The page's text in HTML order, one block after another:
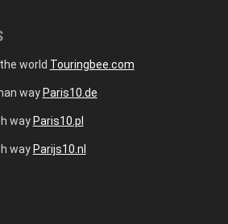
world Touringbee.com
way Paris10.de
way Paris10.pl
wayParijs10.nl